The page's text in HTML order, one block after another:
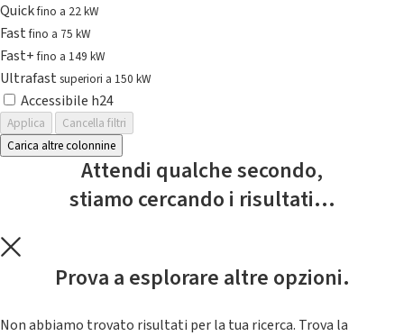
Quickfino a 22 kW
Fastfino a 75 kW
Fast+fino a 149 kW
Ultrafast superiori a 150 kW
Accessibile h24
Applica
Cancella filtri
Carica altre colonnine
Attendi qualche secondo,
stiamo cercando i risultati...
Prova a esplorare altre opzioni.
Non abbiamo trovato risultati per la tua ricerca. Trova la